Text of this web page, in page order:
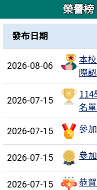
榮譽榜
榮譽榜列表
發布日期
2026-08-06
本
際
2026-07-15
名單
2026-07-15 參
2026-07-15 參
2026-07-15 恭